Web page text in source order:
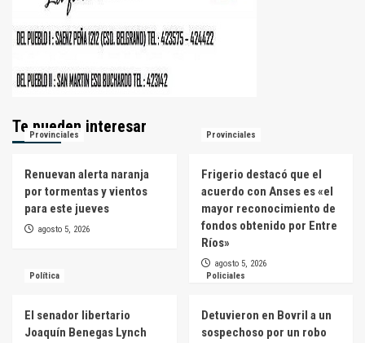
Te pueden interesar
Provinciales
Renuevan alerta naranja
por tormentas y vientos
para este jueves
agosto 5, 2026
Provinciales
Frigerio destacó que el
acuerdo con Anses es «el
mayor reconocimiento de
fondos obtenido por Entre
Ríos»
agosto 5, 2026
Política
El senador libertario
Joaquín Benegas Lynch
Policiales
Detuvieron en Bovril a un
sospechoso por un robo